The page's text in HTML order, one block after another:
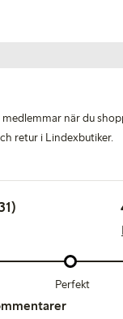
medlemmar när du
retur i Lindexbutiker.
Perfekt